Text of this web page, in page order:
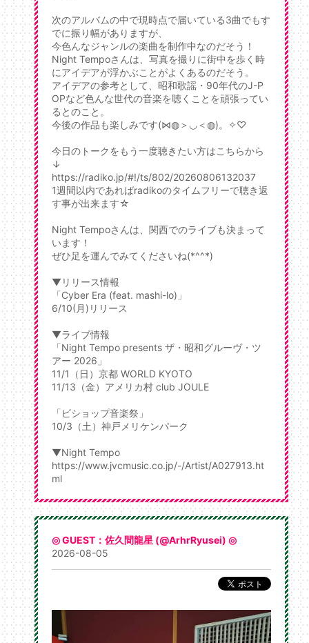
次のアルバムの中で現時点で届いている3曲でもす
でに振り幅がありますが、
今色んなジャンルの楽曲を制作中なのだそう！
Night Tempoさんは、写真を撮りに街中を歩く時
にアイデアが浮かぶことがよくあるのだそう。
アイデアの参考として、昭和歌謡・90年代のJ-P
OPなど色んな世代の音楽を聴くことを頑張ってい
るとのこと。
今後の作品も楽しみです(⋈◍＞◡＜◍)。✧♡
今日のトークをもう一度聴きたい方はこちらから
↓
https://radiko.jp/#!/ts/802/20260806132037
1週間以内であればradikoのタイムフリーで聴き返
す事が出来ます☆
Night Tempoさんは、関西でのライブも決まって
います！
ぜひ足を運んでみてくださいね(*^^*)
▼リリース情報
「Cyber Era (feat. mashi-lo)」
6/10(月)リリース
▼ライブ情報
「Night Tempo presents ザ・昭和グルーヴ・ツ
アー 2026」
11/1（日）京都 WORLD KYOTO
11/13（金）アメリカ村 club JOULE
「ビショップ音楽祭」
10/3（土）神戸メリケンパーク
▼Night Tempo
https://www.jvcmusic.co.jp/-/Artist/A027913.ht
ml
◎ GUEST：佐久間龍星 (@ArhrRyusei) ◎
2026-08-05